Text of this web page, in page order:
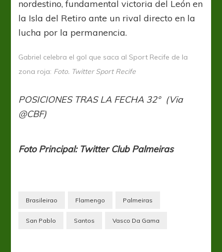
nordestino, fundamental victoria del León en
la Isla del Retiro ante un rival directo en la
lucha por la permanencia.
Gabriel celebra el gol que saca al Sport Recife de la
zona roja: Foto. Twitter Sport Recife
POSICIONES TRAS LA FECHA 32° (Via
@CBF)
Foto Principal: Twitter Club Palmeiras
Brasileirao Flamengo Palmeiras
San Pablo Santos Vasco Da Gama